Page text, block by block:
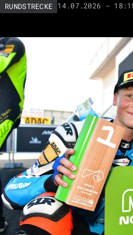
RUNDSTRECKE 14.07.2026 -